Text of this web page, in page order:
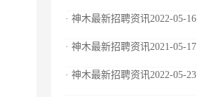
· 神木最新招聘资讯2022-05-16
· 神木最新招聘资讯2021-05-17
· 神木最新招聘资讯2022-05-23